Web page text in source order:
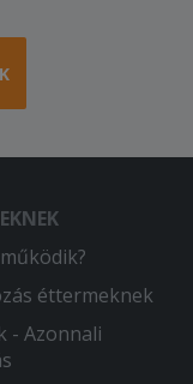
hogy a
legalább
volt
van
éttermeknek
- Azonnali